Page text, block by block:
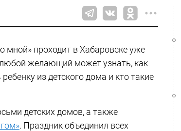
мной» проходит в Хабаровске уже
желающий может узнать, как
из детского дома и кто такие
детских домов, а также
. Праздник объединил всех